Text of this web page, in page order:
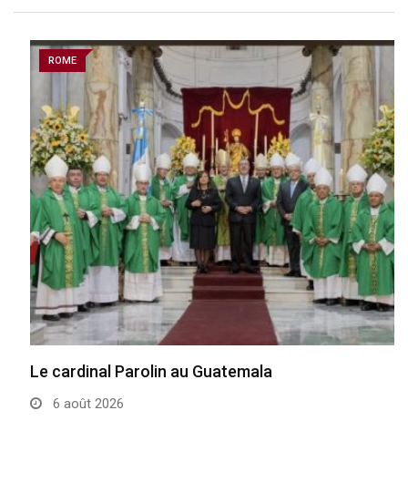
ROME
Le cardinal Parolin au Guatemala
6 août 2026